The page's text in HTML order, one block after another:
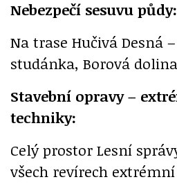
Nebezpečí sesuvu půdy:
Na trase Hučivá Desná
studánka, Borová
Stavební opravy –
techniky:
Celý prostor Lesní
všech revírech